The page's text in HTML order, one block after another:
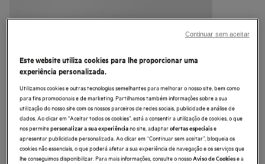
Benefícios
A máquina de lavar Série 7000 ProSense® economiza água e cuida das
suas roupas.
O programa Steam Refresh neutraliza os odores** e reduz os vincos nas
roupas
Ótima performance para cuidar da roupa no dia a dia.
Este website utiliza cookies para lhe proporcionar uma
experiência personalizada.
Utilizamos cookies e outras tecnologias semelhantes para melhorar o nosso site, bem como
para fins promocionais e de marketing. Partilhamos também informações sobre a sua
utilização do nosso site com os nossos parceiros de redes sociais, publicidade e análise de
dados. Ao clicar em "Aceitar todos os cookies”, está a consentir a utilização de cookies, o que
nos permitepersonalizar a sua experiênciano site, adaptarofertas especiaise
apresentar publicidade personalizada. Ao clicar em “Continuar sem aceitar”, bloqueia os
cookies não essenciais, o que poderá afetar a sua experiência de navegação e os serviços que
lhe conseguimos disponibilizar. Para mais informações, consulte o nossoAviso de Cookiese a
Continuar sem aceitar